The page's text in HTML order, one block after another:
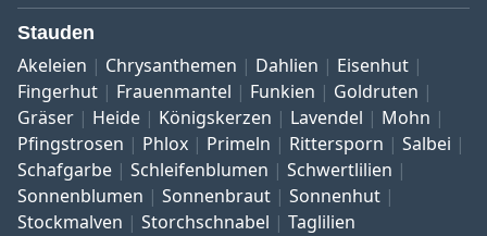
Stauden
Akeleien Chrysanthemen Dahlien
Eisenhut
Fingerhut
Frauenmantel Funkien
Goldruten
Gräser
Heide Königskerzen Lavendel
Mohn
Pfingstrosen
Phlox Primeln Rittersporn
Salbei
Schafgarbe
Schleifenblumen
Schwertlilien
Sonnenblumen
Sonnenbraut
Sonnenhut
Stockmalven
Storchschnabel Taglilien